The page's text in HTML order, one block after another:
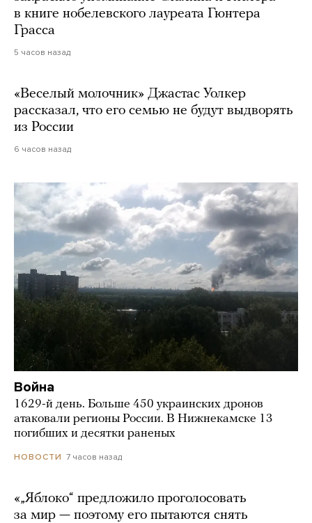
в книге нобелевского лауреата Гюнтера
Грасса
5 часов назад
«Веселый молочник» Джастас Уолкер
рассказал, что его семью не будут выдворять
из России
6 часов назад
Война
1629-й день. Больше 450 украинских дронов
атаковали регионы России. В Нижнекамске 13
погибших и десятки раненых
НОВОСТИ 7 часов назад
«„Яблоко“ предложило проголосовать
за мир — поэтому его пытаются снять